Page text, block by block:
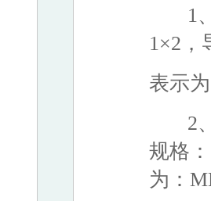
1、
1×2，
表示
2、
规格
为：